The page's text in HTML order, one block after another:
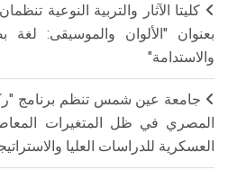
كليتا الآثار والتربية النوعية
بعنوان "الألوان والموسيقى:
والاستدامة"
جامعة عين شمس تنظم برنامج
المصري في ظل المتغيرات
العسكرية للدراسات العليا